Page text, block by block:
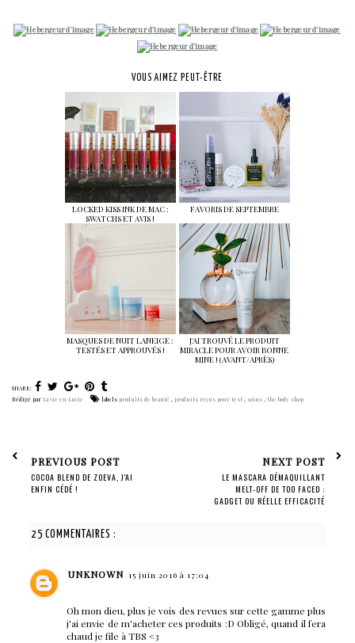
VOUS AIMEZ PEUT-ÊTRE
LOCKED KISS INK DE MAC :
SWATCHS ET AVIS !
FAVORIS DE SEPTEMBRE
MASQUES DE NUIT LANEIGE :
TESTÉS ET APPROUVÉS !
J'AI TROUVÉ LE PRODUIT
MIRACLE POUR AVOIR BONNE
MINE ! (AVANT/APRÈS)
SHARE:
Rédigé par La vie en Lucie labels produits de beauté produits reçus pour test soins the body shop
PREVIOUS POST
COCOA BLEND DE ZOEVA, J'AI
ENFIN CÉDÉ !
NEXT POST
LE MASCARA DÉMAQUILLANT
MELT-OFF DE TOO FACED :
GADGET OU RÉELLE EFFICACITÉ
25 COMMENTAIRES :
UNKNOWN 15 juin 2016 à 17:04
Oh mon dieu, plus je vois des revues sur cette gamme plus
j'ai envie de m'acheter ces produits :D Obligé, quand il fera
chaud je file à TBS <3